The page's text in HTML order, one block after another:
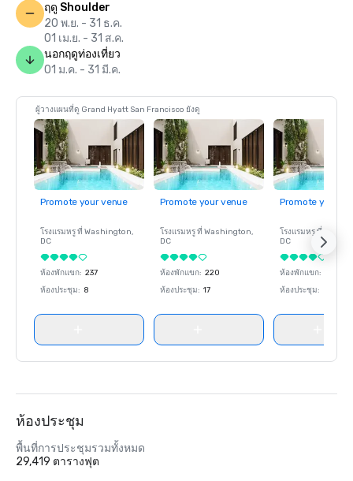
ฤดู Shoulder
20 พ.ย. - 31 ธ.ค.
01 เม.ย. - 31 ส.ค.
นอกฤดูท่องเที่ยว
01 ม.ค. - 31 มี.ค.
ผู้วางแผนที่ดู Grand Hyatt San Francisco ยังดู
Promote your venue
โรงแรมหรู ที่ Washington,
DC
ห้องพักแขก: 237
ห้องประชุม: 8
Promote your venue
โรงแรมหรู ที่ Washington,
DC
ห้องพักแขก: 220
ห้องประชุม: 17
Promote your
โรงแรมหรู ที่
DC
ห้องพักแขก:
ห้องประชุม:
ห้องประชุม
พื้นที่การประชุมรวมทั้งหมด
29,419 ตารางฟุต